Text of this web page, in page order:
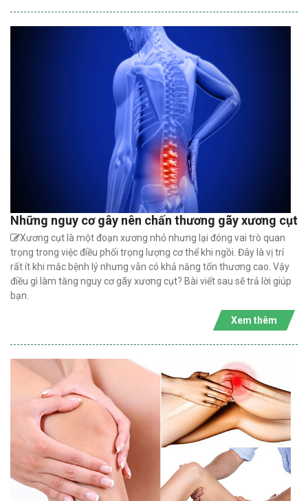
Những nguy cơ gây nên chấn thương gãy xương cụt
Xương cụt là một đoạn xương nhỏ nhưng lại đóng vai trò quan
trọng trong việc điều phối trọng lượng cơ thể khi ngồi. Đây là vị trí
rất ít khi mắc bệnh lý nhưng vẫn có khả năng tổn thương cao. Vậy
điều gì làm tăng nguy cơ gãy xương cụt? Bài viết sau sẽ trả lời giúp
bạn.
Xem thêm